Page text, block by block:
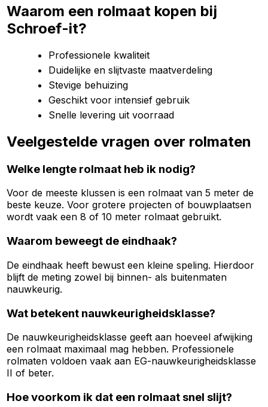
Waarom een rolmaat kopen bij
Schroef-it?
Professionele kwaliteit
Duidelijke en slijtvaste maatverdeling
Stevige behuizing
Geschikt voor intensief gebruik
Snelle levering uit voorraad
Veelgestelde vragen over rolmaten
Welke lengte rolmaat heb ik nodig?
Voor de meeste klussen is een rolmaat van 5 meter de
beste keuze. Voor grotere projecten of bouwplaatsen
wordt vaak een 8 of 10 meter rolmaat gebruikt.
Waarom beweegt de eindhaak?
De eindhaak heeft bewust een kleine speling. Hierdoor
blijft de meting zowel bij binnen- als buitenmaten
nauwkeurig.
Wat betekent nauwkeurigheidsklasse?
De nauwkeurigheidsklasse geeft aan hoeveel afwijking
een rolmaat maximaal mag hebben. Professionele
rolmaten voldoen vaak aan EG-nauwkeurigheidsklasse
II of beter.
Hoe voorkom ik dat een rolmaat snel slijt?